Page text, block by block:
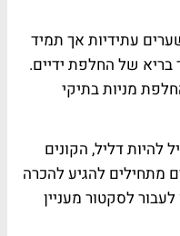
עתידיות אך תמיד
בריא של החלפת ידיים.
מניות בתיקי
להיות דליל, הקונים
מתחילים להגיע להכרה
לסקטור מעניין